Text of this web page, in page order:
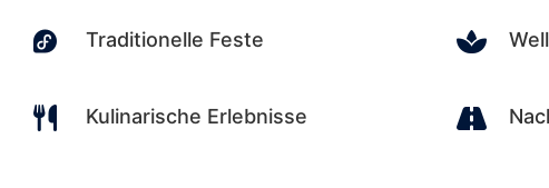
 Traditionelle Feste
 Kulinarische Erlebnisse

